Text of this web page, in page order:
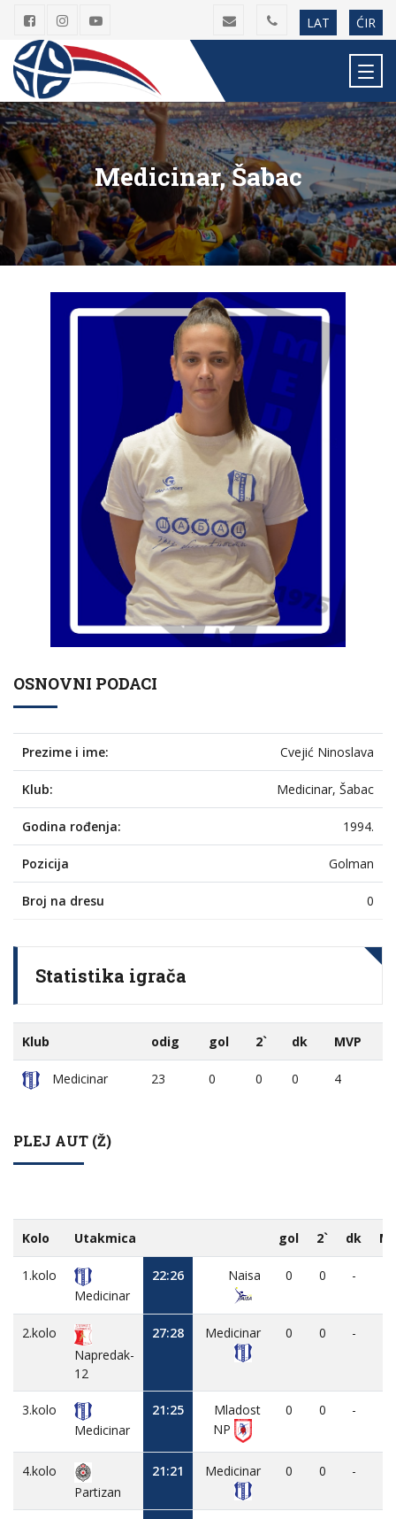
LAT ĆIR
Medicinar, Šabac
OSNOVNI PODACI
Prezime i ime: Cvejić Ninoslava
Klub: Medicinar, Šabac
Godina rođenja: 1994.
Pozicija Golman
Broj na dresu 0
Statistika igrača
Klub odig gol 2` dk MVP
Medicinar 23 0 0 0 4
PLEJ AUT (Ž)
Kolo Utakmica gol 2` dk
1.kolo
Medicinar
22:26 Naisa 0 0 -
2.kolo
Napredak-
12
27:28 Medicinar 0 0 -
3.kolo
Medicinar
21:25
Mladost
NP
0 0 -
4.kolo
Partizan
21:21 Medicinar 0 0 -